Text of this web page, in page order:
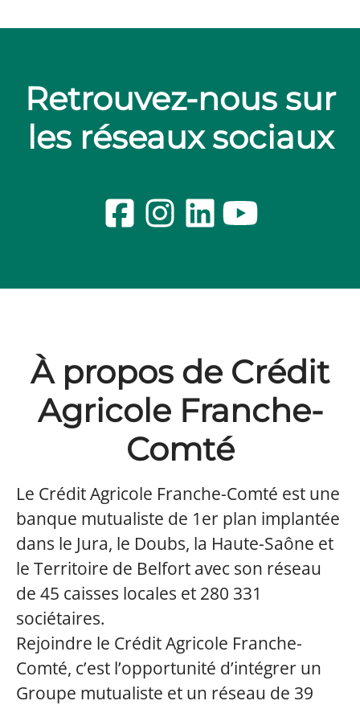
Retrouvez-nous sur
les réseaux sociaux
À propos de Crédit
Agricole Franche-
Comté
Le Crédit Agricole Franche-Comté est une
banque mutualiste de 1er plan implantée
dans le Jura, le Doubs, la Haute-Saône et
le Territoire de Belfort avec son réseau
de 45 caisses locales et 280 331
sociétaires.
Rejoindre le Crédit Agricole Franche-
Comté, c’est l’opportunité d’intégrer un
Groupe mutualiste et un réseau de 39